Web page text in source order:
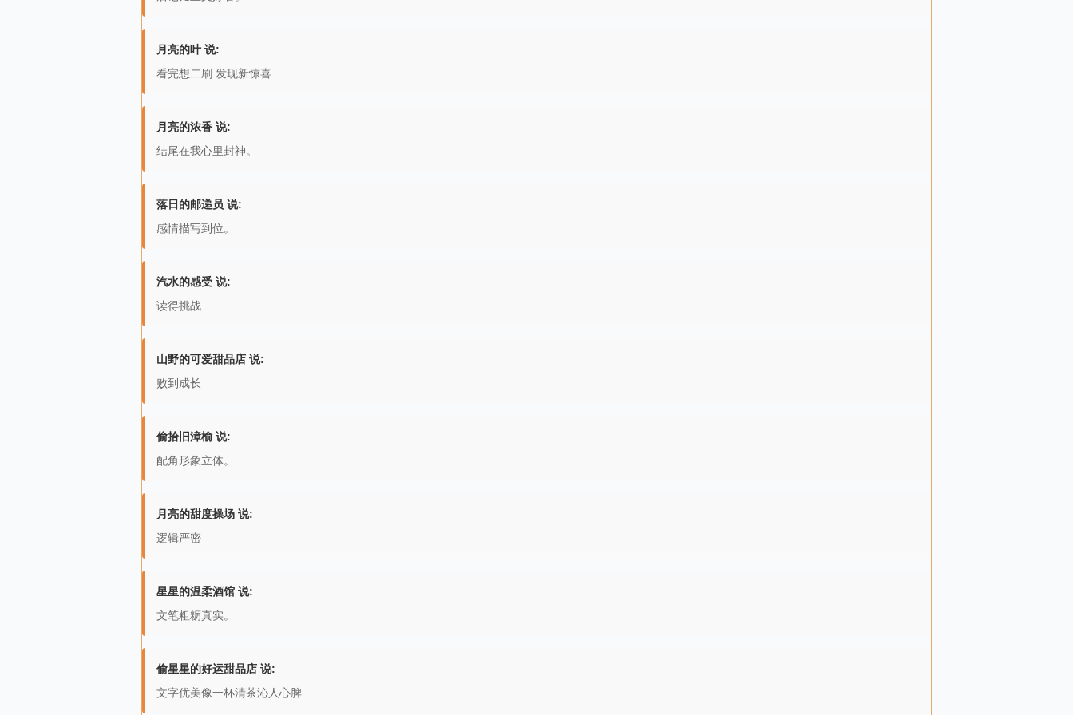
月亮的叶 说:
看完想二刷 发现新惊喜
月亮的浓香 说:
结尾在我心里封神。
落日的邮递员 说:
感情描写到位。
汽水的感受 说:
读得挑战
山野的可爱甜品店 说:
败到成长
偷拾旧漳榆 说:
配角形象立体。
月亮的甜度操场 说:
逻辑严密
星星的温柔酒馆 说:
文笔粗粝真实。
偷星星的好运甜品店 说:
文字优美像一杯清茶沁人心脾